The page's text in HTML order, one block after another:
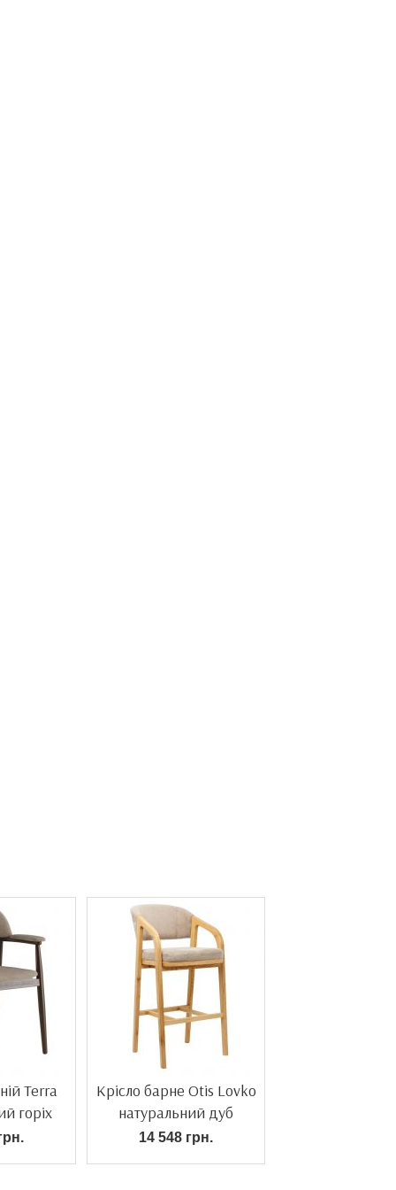
Terra
горіх
Крісло барне Otis Lovko
натуральний дуб
14 548 грн.